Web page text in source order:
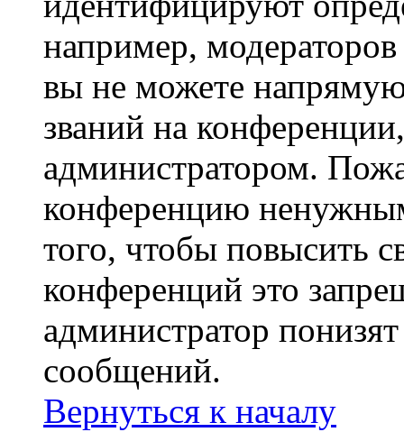
например,
вы не можете
званий на
администратором.
конференцию
того, чтобы повысить
конференций это
администратор
сообщений.
Вернуться к началу